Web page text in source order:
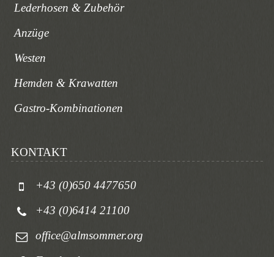
Lederhosen & Zubehör
Anzüge
Westen
Hemden & Krawatten
Gastro-Kombinationen
KONTAKT
+43 (0)650 4477650
+43 (0)6414 21100
office@almsommer.org